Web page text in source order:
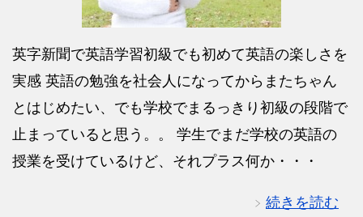
英字新聞で英語学習初級でも初めて英語の楽しさを
実感 英語の勉強を社会人になってからまたちゃん
とはじめたい、でも学校でまるっきり初級の段階で
止まっていると思う。。 学生でまだ学校の英語の
授業を受けているけど、それプラス何か・・・
続きを読む